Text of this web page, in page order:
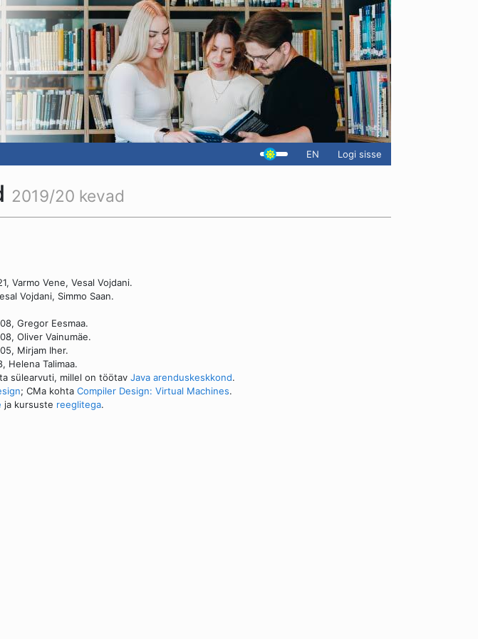
EN Logi sisse
2019/20 kevad
Varmo Vene, Vesal Vojdani.
Vojdani, Simmo Saan.
Gregor Eesmaa.
Oliver Vainumäe.
Mirjam Iher.
Helena Talimaa.
sülearvuti, millel on töötav Java arenduskeskkond.
; CMa kohta Compiler Design: Virtual Machines.
ja kursuste reeglitega.